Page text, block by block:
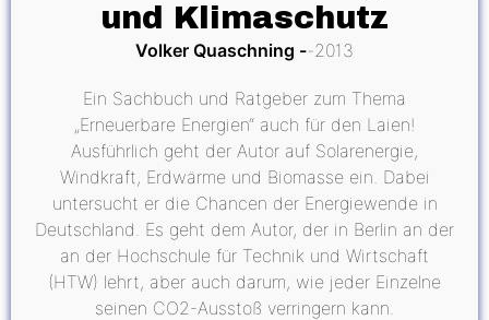
und Klimaschutz
Volker Quaschning 2013
Ein Sachbuch und Ratgeber zum Thema
„Erneuerbare Energien“ auch für den Laien!
Ausführlich geht der Autor auf Solarenergie,
Windkraft, Erdwärme und Biomasse ein. Dabei
untersucht er die Chancen der Energiewende in
Deutschland. Es geht dem Autor, der in Berlin an der
an der Hochschule für Technik und Wirtschaft
(HTW) lehrt, aber auch darum, wie jeder Einzelne
seinen CO2-Ausstoß verringern kann.